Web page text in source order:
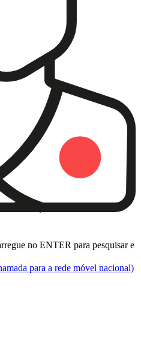
no ENTER para pesquisar e
para a rede móvel nacional)